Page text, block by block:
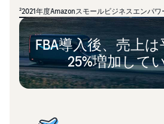
²2021年度Amazonスモールビジネスエンパ
FBA導入後、売上は
25%増加して